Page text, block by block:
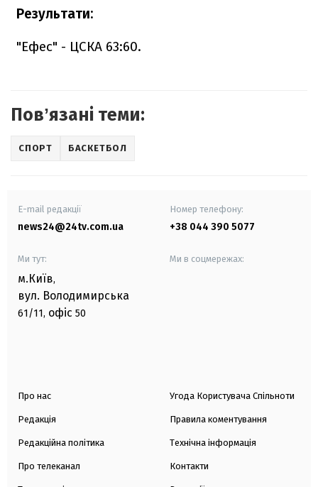
Результати:
"Ефес" - ЦСКА 63:60.
Повʼязані теми:
СПОРТ БАСКЕТБОЛ
E-mail редакції
news24@24tv.com.ua
Номер телефону:
+38 044 390 5077
Ми тут:
м.Київ,
вул. Володимирська
61/11, офіс 50
Ми в соцмережах:
Про нас
Редакція
Редакційна політика
Про телеканал
Угода Користувача Спільноти
Правила коментування
Технічна інформація
Контакти